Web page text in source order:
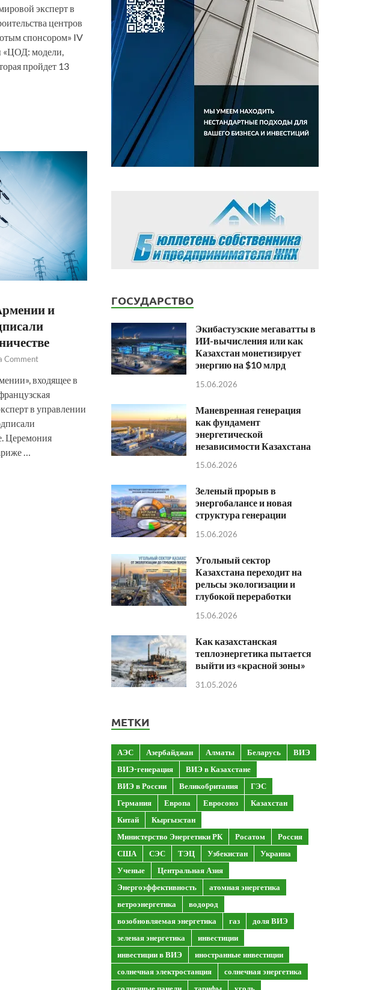
эксперт в
центров
спонсором» IV
«ЦОД: модели,
пройдет 13
и
Comment
входящее в
в управлении
Церемония
…
ГОСУДАРСТВО
Экибастузские мегаватты в
ИИ-вычисления или как
Казахстан монетизирует
энергию на $10 млрд
15.06.2026
Маневренная генерация
как фундамент
энергетической
независимости Казахстана
15.06.2026
Зеленый прорыв в
энергобалансе и новая
структура генерации
15.06.2026
Угольный сектор
Казахстана переходит на
рельсы экологизации и
глубокой переработки
15.06.2026
Как казахстанская
теплоэнергетика пытается
выйти из «красной зоны»
31.05.2026
МЕТКИ
АЭС Азербайджан Алматы Беларусь
ВИЭ
ВИЭ-генерация
ВИЭ в Казахстане
ВИЭ в России
Великобритания
ГЭС
Германия
Европа Евросоюз
Казахстан
Китай
Кыргызстан
Министерство Энергетики РК
Росатом
Россия
США
СЭС ТЭЦ Узбекистан
Украина
Ученые
Центральная Азия
Энергоэффективность
атомная энергетика
ветроэнергетика
водород
возобновляемая энергетика
газ
доля ВИЭ
зеленая энергетика
инвестиции
инвестиции в ВИЭ
иностранные инвестиции
солнечная электростанция
солнечная энергетика
солнечные панели
тарифы уголь